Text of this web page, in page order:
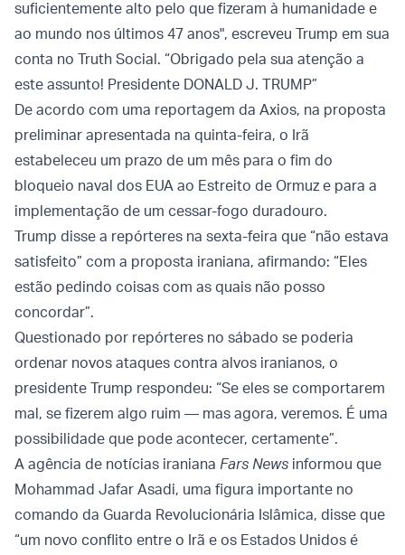
suficientemente alto pelo que fizeram à humanidade e
ao mundo nos últimos 47 anos", escreveu Trump em sua
conta no Truth Social. “Obrigado pela sua atenção a
este assunto! Presidente DONALD J. TRUMP”
De acordo com uma reportagem da Axios, na proposta
preliminar apresentada na quinta-feira, o Irã
estabeleceu um prazo de um mês para o fim do
bloqueio naval dos EUA ao Estreito de Ormuz e para a
implementação de um cessar-fogo duradouro.
Trump disse a repórteres na sexta-feira que “não estava
satisfeito” com a proposta iraniana, afirmando: “Eles
estão pedindo coisas com as quais não posso
concordar”.
Questionado por repórteres no sábado se poderia
ordenar novos ataques contra alvos iranianos, o
presidente Trump respondeu: “Se eles se comportarem
mal, se fizerem algo ruim — mas agora, veremos. É uma
possibilidade que pode acontecer, certamente”.
A agência de notícias iraniana Fars News informou que
Mohammad Jafar Asadi, uma figura importante no
comando da Guarda Revolucionária Islâmica, disse que
“um novo conflito entre o Irã e os Estados Unidos é